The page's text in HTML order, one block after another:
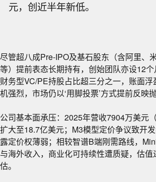
元，创近半年新低。
尽管超八成Pre-IPO及基石股东（含阿里、
等）提前表态长期持有，创始团队亦设12
财务型VC/PE持股占比超三分之一，账面
机强烈，市场仍以‘用脚投票’方式提前反映
公司基本面承压：2025年营收7904万美元
扩大至18.7亿美元；M3模型定价争议致开
露定价权薄弱；相较智谱B端刚需路线，
与海外收入，商业化可持续性遭质疑，估
估。